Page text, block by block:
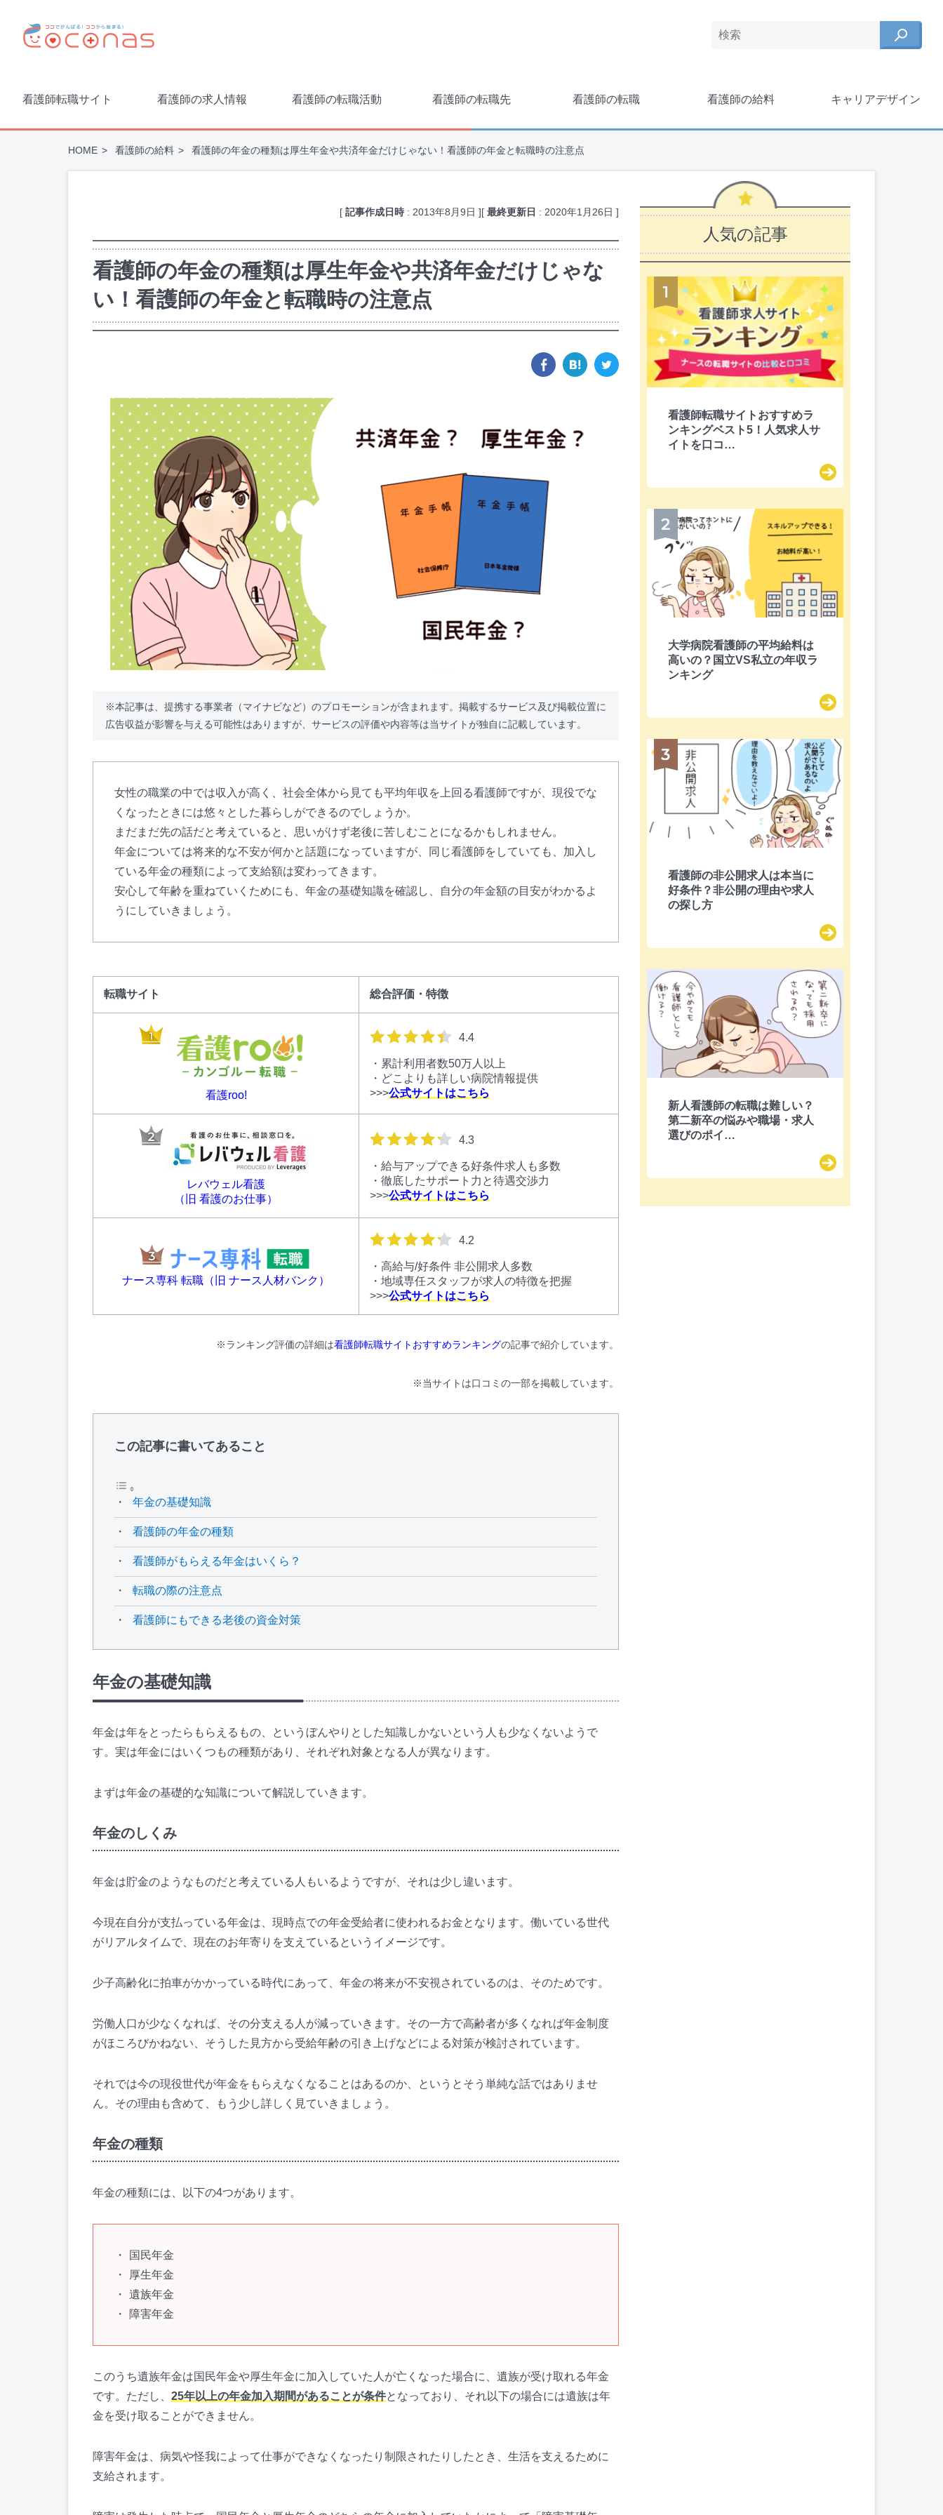
看護師転職サイト 看護師の求人情報 看護師の転職活動 看護師の転職先 看護師の転職 看護師の給料 キャリアデザイン
HOME 看護師の給料 看護師の年金の種類は厚生年金や共済年金だけじゃない！看護師の年金と転職時の注意点
[ 記事作成日時 : 2013年8月9日 ][ 最終更新日 : 2020年1月26日 ]
看護師の年金の種類は厚生年金や共済年金だけじゃな
い！看護師の年金と転職時の注意点
facebookhatena
※本記事は、提携する事業者（マイナビなど）のプロモーションが含まれます。掲載するサービス及び掲載位置に
広告収益が影響を与える可能性はありますが、サービスの評価や内容等は当サイトが独自に記載しています。
女性の職業の中では収入が高く、社会全体から見ても平均年収を上回る看護師ですが、現役でな
くなったときには悠々とした暮らしができるのでしょうか。
まだまだ先の話だと考えていると、思いがけず老後に苦しむことになるかもしれません。
年金については将来的な不安が何かと話題になっていますが、同じ看護師をしていても、加入し
ている年金の種類によって支給額は変わってきます。
安心して年齢を重ねていくためにも、年金の基礎知識を確認し、自分の年金額の目安がわかるよ
うにしていきましょう。
転職サイト 総合評価・特徴
看護roo!
星の数
4.4
・累計利用者数50万人以上
・どこよりも詳しい病院情報提供
>>>公式サイトはこちら
レバウェル看護
（旧 看護のお仕事）
星の数
4.3
・給与アップできる好条件求人も多数
・徹底したサポート力と待遇交渉力
>>>公式サイトはこちら
ナース専科 転職（旧 ナース人材バンク）
星の数
4.2
・高給与/好条件 非公開求人多数
・地域専任スタッフが求人の特徴を把握
>>>公式サイトはこちら
※ランキング評価の詳細は看護師転職サイトおすすめランキングの記事で紹介しています。
※当サイトは口コミの一部を掲載しています。
この記事に書いてあること
年金の基礎知識
看護師の年金の種類
看護師がもらえる年金はいくら？
転職の際の注意点
看護師にもできる老後の資金対策
年金の基礎知識
年金は年をとったらもらえるもの、というぼんやりとした知識しかないという人も少なくないようで
す。実は年金にはいくつもの種類があり、それぞれ対象となる人が異なります。
まずは年金の基礎的な知識について解説していきます。
年金のしくみ
年金は貯金のようなものだと考えている人もいるようですが、それは少し違います。
今現在自分が支払っている年金は、現時点での年金受給者に使われるお金となります。働いている世代
がリアルタイムで、現在のお年寄りを支えているというイメージです。
少子高齢化に拍車がかかっている時代にあって、年金の将来が不安視されているのは、そのためです。
労働人口が少なくなれば、その分支える人が減っていきます。その一方で高齢者が多くなれば年金制度
がほころびかねない、そうした見方から受給年齢の引き上げなどによる対策が検討されています。
それでは今の現役世代が年金をもらえなくなることはあるのか、というとそう単純な話ではありませ
ん。その理由も含めて、もう少し詳しく見ていきましょう。
年金の種類
年金の種類には、以下の4つがあります。
国民年金
厚生年金
遺族年金
障害年金
このうち遺族年金は国民年金や厚生年金に加入していた人が亡くなった場合に、遺族が受け取れる年金
です。ただし、 25年以上の年金加入期間があることが条件となっており、それ以下の場合には遺族は年
金を受け取ることができません。
障害年金は、病気や怪我によって仕事ができなくなったり制限されたりしたとき、生活を支えるために
支給されます。
人気の記事
看護師転職サイトおすすめラ
ンキングベスト5！人気求人サ
イトを口コ…
大学病院看護師の平均給料は
高いの？国立VS私立の年収ラ
ンキング
看護師の非公開求人は本当に
好条件？非公開の理由や求人
の探し方
新人看護師の転職は難しい？
第二新卒の悩みや職場・求人
選びのポイ…